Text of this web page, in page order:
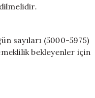
sayıları (5000-5975)
bekleyenler için